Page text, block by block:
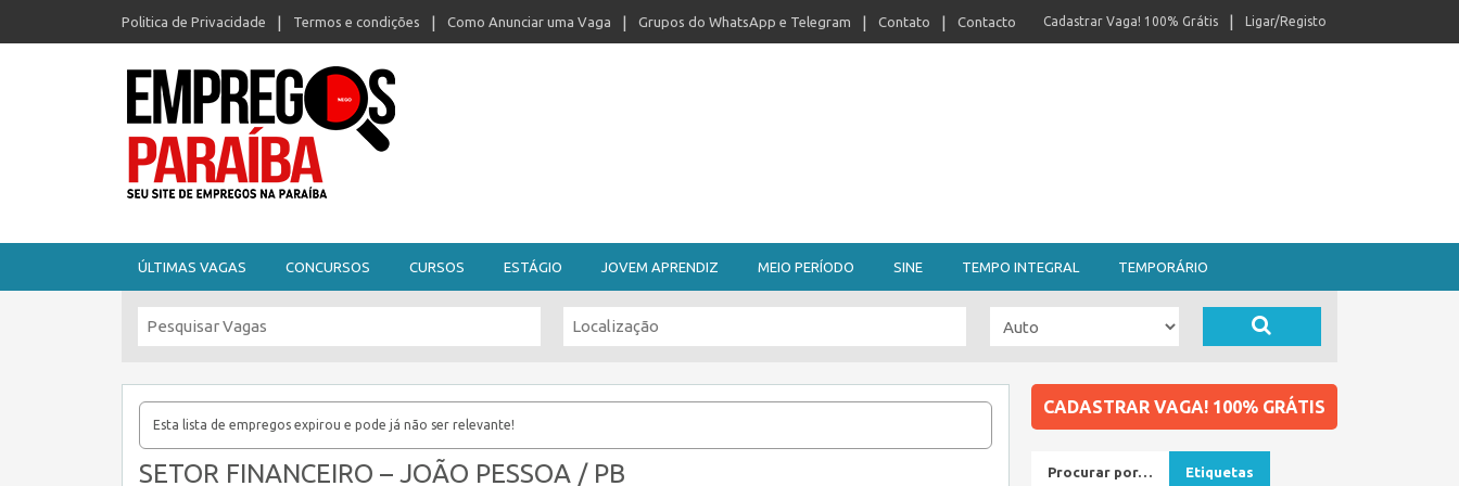
Politica de Privacidade Termos e condições Como Anunciar uma Vaga Grupos do WhatsApp e Telegram Contato Contacto Ligar/Registo
Cadastrar Vaga! 100% Grátis
ÚLTIMAS VAGAS CONCURSOS CURSOS ESTÁGIO JOVEM APRENDIZ MEIO PERÍODO SINE TEMPO INTEGRAL TEMPORÁRIO
Esta lista de empregos expirou e pode já não ser relevante!
SETOR FINANCEIRO – JOÃO PESSOA / PB
CADASTRAR VAGA! 100% GRÁTIS
Procurar por… Etiquetas